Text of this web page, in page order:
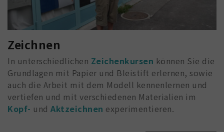
Zeichnen
In unterschiedlichen Zeichenkursen können Sie die
Grundlagen mit Papier und Bleistift erlernen, sowie
auch die Arbeit mit dem Modell kennenlernen und
vertiefen und mit verschiedenen Materialien im
Kopf- und Aktzeichnen experimentieren.